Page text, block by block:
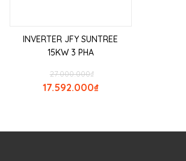
INVERTER JFY SUNTREE
15KW 3 PHA
₫
27.000.000
₫
17.592.000